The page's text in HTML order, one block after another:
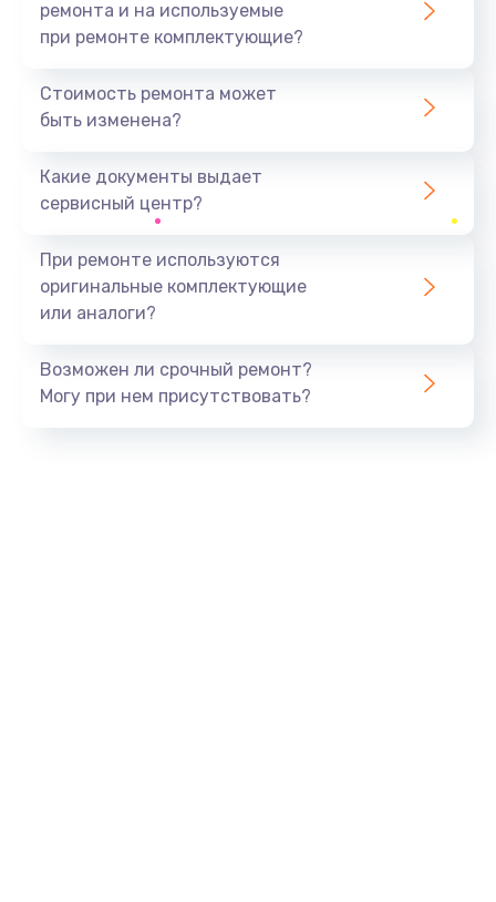
ремонта и на используемые
при ремонте комплектующие?
Стоимость ремонта может
быть изменена?
Какие документы выдает
сервисный центр?
При ремонте используются
оригинальные комплектующие
или аналоги?
Возможен ли срочный ремонт?
Могу при нем присутствовать?